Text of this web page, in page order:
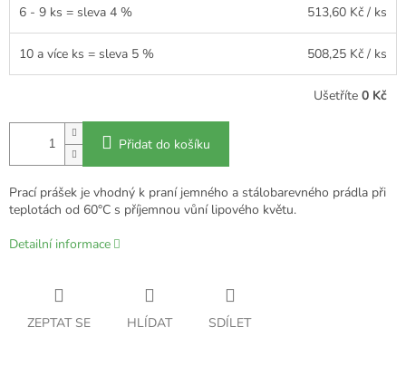
6 - 9 ks = sleva 4 % 513,60 Kč / ks
10 a více ks = sleva 5 % 508,25 Kč / ks
Ušetříte 0 Kč
Přidat do košíku
Prací prášek je vhodný k praní jemného a stálobarevného prádla při
teplotách od 60°C s příjemnou vůní lipového květu.
Detailní informace
ZEPTAT SE HLÍDAT SDÍLET